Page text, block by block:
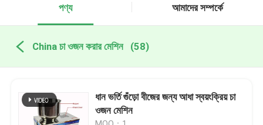
পণ্য আমাদের সম্পর্কে
China চা ওজন করার মেশিন (58)
ধান ভর্তি গুঁড়ো বীজের জন্য আধা স্বয়ংক্রিয় চা
ওজন মেশিন